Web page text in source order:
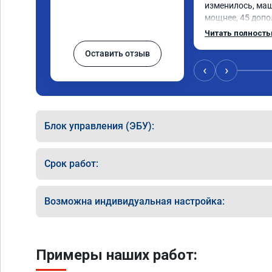
Оставить отзыв
изменилось,
мощнее, 45
существенно
15 город, уже
12.5. Коробка
Читать
‹ ›
Блок управления (ЭБУ):
Срок работ:
Возможна индивидуальная настройка:
Примеры наших работ: